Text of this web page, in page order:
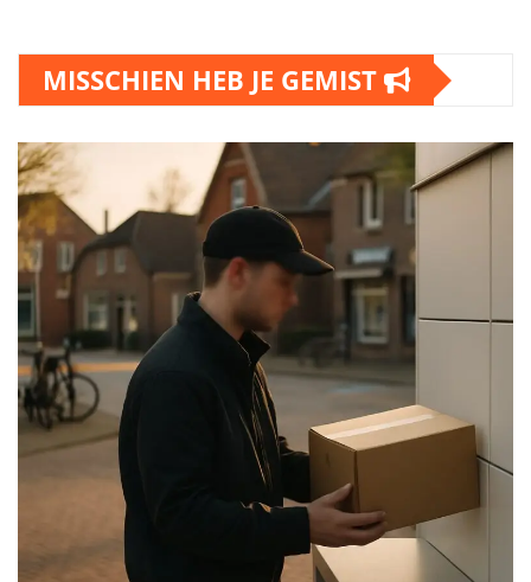
MISSCHIEN HEB JE GEMIST